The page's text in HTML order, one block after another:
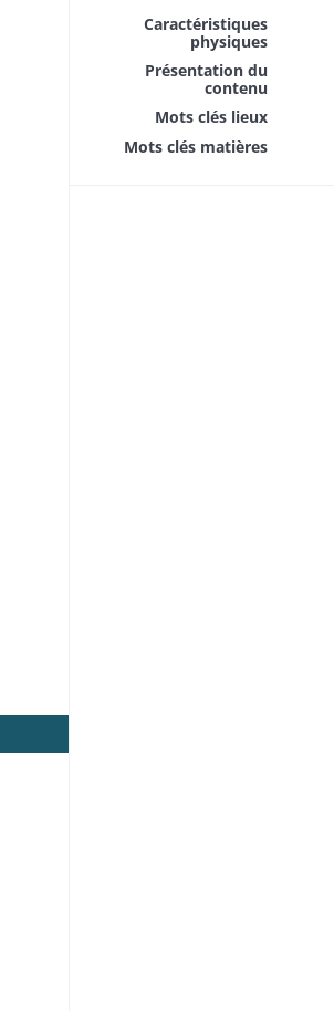
Caractéristiques
physiques
Présentation du
contenu
Mots clés lieux
Mots clés matières